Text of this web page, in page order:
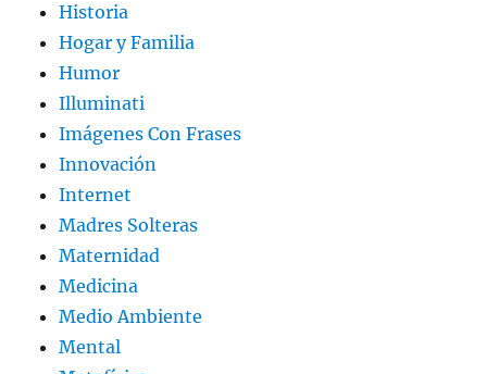
Historia
Hogar y Familia
Humor
Illuminati
Imágenes Con Frases
Innovación
Internet
Madres Solteras
Maternidad
Medicina
Medio Ambiente
Mental